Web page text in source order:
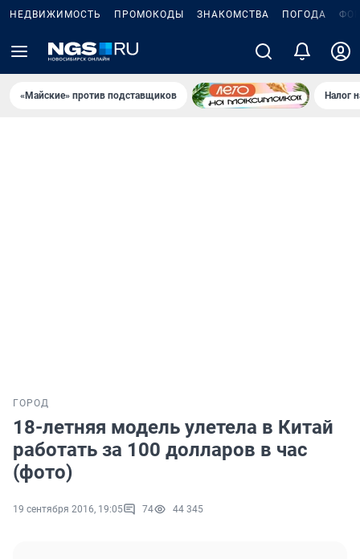
НЕДВИЖИМОСТЬ ПРОМОКОДЫ ЗНАКОМСТВА ПОГОДА
«Майские» против подставщиков Налог
ГОРОД
18-летняя модель улетела в Китай
работать за 100 долларов в час
(фото)
19 сентября 2016, 19:05 74 44 345